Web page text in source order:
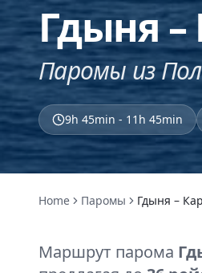
Гдыня –
Паромы из
9h 45min - 11h 45min
Home Паромы Гдыня –
Маршрут парома